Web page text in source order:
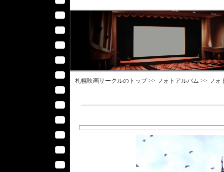
札幌映画サークルのトップ >> フォトアルバム >> フォ